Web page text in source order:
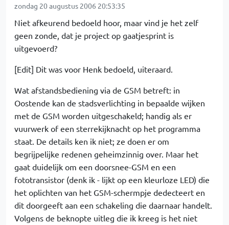
zondag 20 augustus 2006 20:53:35
Niet afkeurend bedoeld hoor, maar vind je het zelf
geen zonde, dat je project op gaatjesprint is
uitgevoerd?
[Edit] Dit was voor Henk bedoeld, uiteraard.
Wat afstandsbediening via de GSM betreft: in
Oostende kan de stadsverlichting in bepaalde wijken
met de GSM worden uitgeschakeld; handig als er
vuurwerk of een sterrekijknacht op het programma
staat. De details ken ik niet; ze doen er om
begrijpelijke redenen geheimzinnig over. Maar het
gaat duidelijk om een doorsnee-GSM en een
fototransistor (denk ik - lijkt op een kleurloze LED) die
het oplichten van het GSM-schermpje dedecteert en
dit doorgeeft aan een schakeling die daarnaar handelt.
Volgens de beknopte uitleg die ik kreeg is het niet